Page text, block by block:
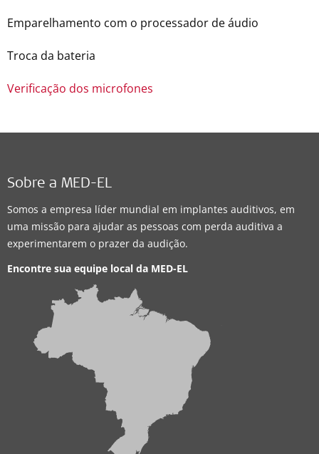
Emparelhamento com o processador de áudio
Troca da bateria
Verificação dos microfones
Sobre a MED-EL
Somos a empresa líder mundial em implantes auditivos, em
uma missão para ajudar as pessoas com perda auditiva a
experimentarem o prazer da audição.
Encontre sua equipe local da MED-EL